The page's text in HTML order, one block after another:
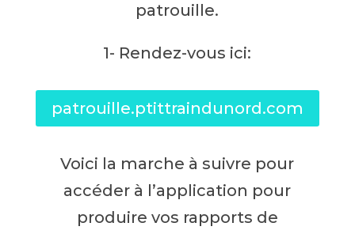
patrouille.
1- Rendez-vous ici:
patrouille.ptittraindunord.com
Voici la marche à suivre pour
accéder à l’application pour
produire vos rapports de